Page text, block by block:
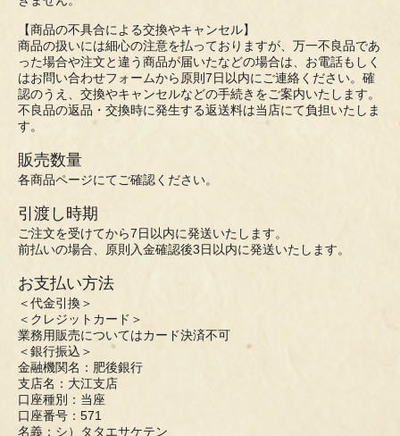
【商品の不具合による交換やキャンセル】
商品の扱いには細心の注意を払っておりますが、万一不良品であ
った場合や注文と違う商品が届いたなどの場合は、お電話もしく
はお問い合わせフォームから原則7日以内にご連絡ください。確
認のうえ、交換やキャンセルなどの手続きをご案内いたします。
不良品の返品・交換時に発生する返送料は当店にて負担いたしま
す。
販売数量
各商品ページにてご確認ください。
引渡し時期
ご注文を受けてから7日以内に発送いたします。
前払いの場合、原則入金確認後3日以内に発送いたします。
お支払い方法
＜代金引換＞
＜クレジットカード＞
業務用販売についてはカード決済不可
＜銀行振込＞
金融機関名：肥後銀行
支店名：大江支店
口座種別：当座
口座番号：571
名義：シ）タタエサケテン